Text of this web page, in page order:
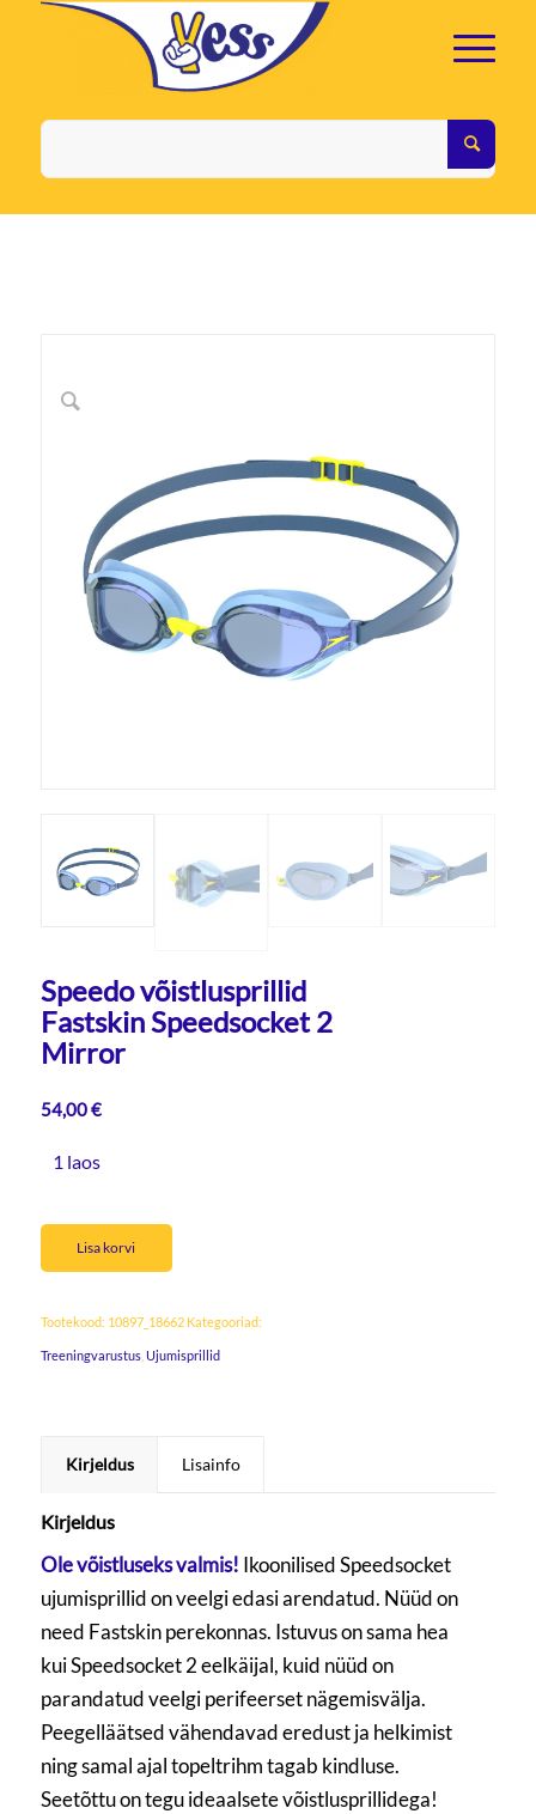
Speedo võistlusprillid
Fastskin Speedsocket 2
Mirror
54,00€
1 laos
Lisa korvi
Tootekood: 10897_18662 Kategooriad:
Treeningvarustus, Ujumisprillid
Kirjeldus Lisainfo
Kirjeldus
Ole võistluseks valmis! Ikoonilised Speedsocket
ujumisprillid on veelgi edasi arendatud. Nüüd on
need Fastskin perekonnas. Istuvus on sama hea
kui Speedsocket 2 eelkäijal, kuid nüüd on
parandatud veelgi perifeerset nägemisvälja.
Peegelläätsed vähendavad eredust ja helkimist
ning samal ajal topeltrihm tagab kindluse.
Seetõttu on tegu ideaalsete võistlusprillidega!